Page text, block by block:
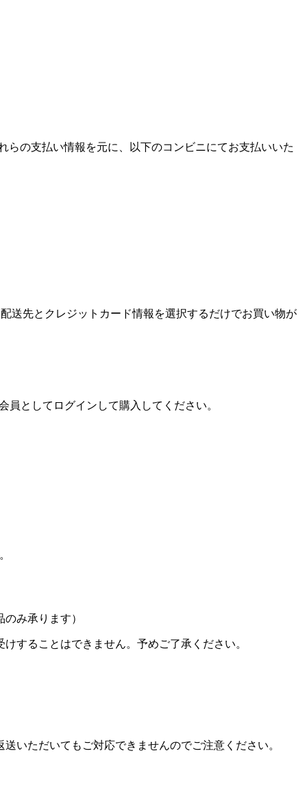
らの支払い情報を元に、以下のコンビニにてお支払いいた
送先とクレジットカード情報を選択するだけでお買い物が
としてログインして購入してください。
み承ります）
することはできません。予めご了承ください。
いただいてもご対応できませんのでご注意ください。